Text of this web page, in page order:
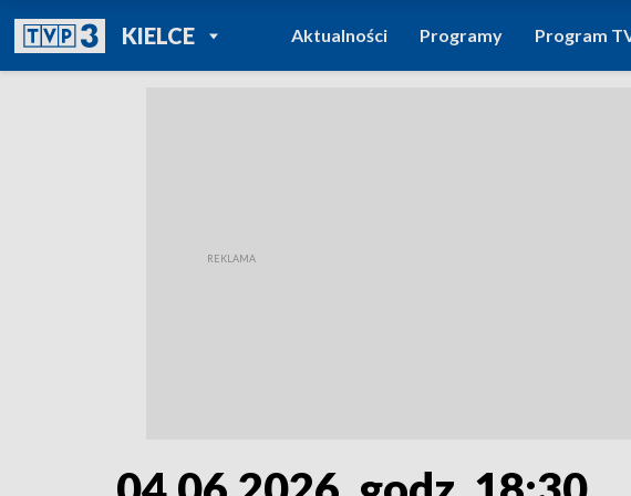
KIELCEPOWRÓT DO
TVP REGIONY
Aktualności Programy Program